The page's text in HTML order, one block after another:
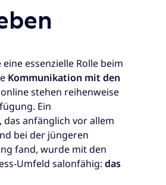
essenzielle Rolle beim
Kommunikation mit den
stehen reihenweise
Ein
anfänglich vor allem
bei der jüngeren
fand, wurde mit den
Umfeld salonfähig: das